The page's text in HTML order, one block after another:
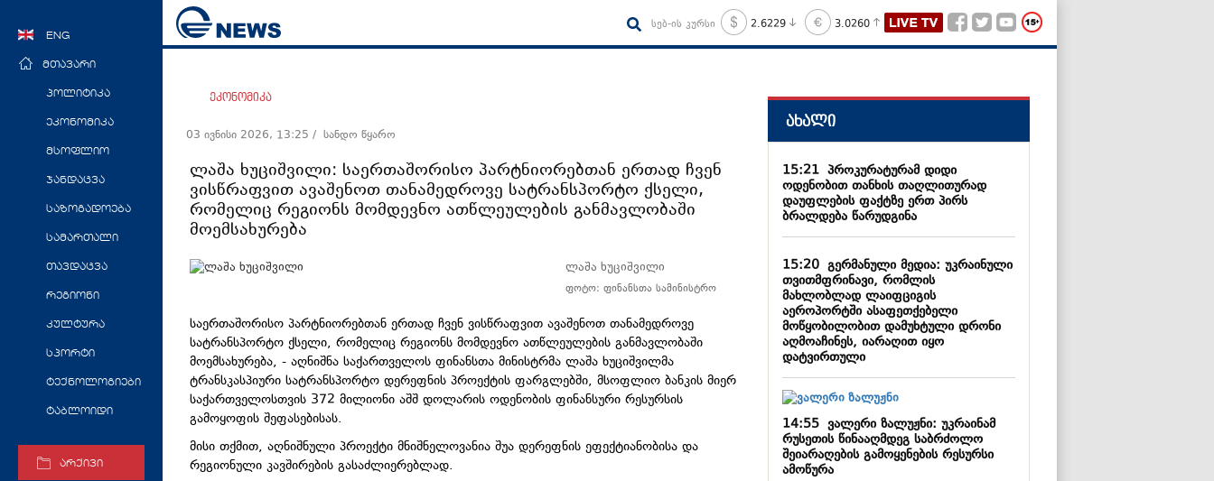
ENG
მთავარი
პოლიტიკა
ეკონომიკა
მსოფლიო
ჯანდაცვა
საზოგადოება
სამართალი
თავდაცვა
რეგიონი
კულტურა
სპორტი
ტექნოლოგიები
ტაბლოიდი
არქივი
სებ-ის კურსი 2.6229 3.0260
ეკონომიკა
03 ივნისი 2026, 13:25 / სანდო წყარო
ლაშა ხუციშვილი: საერთაშორისო პარტნიორებთან ერთად ჩვენ
ვისწრაფვით ავაშენოთ თანამედროვე სატრანსპორტო ქსელი,
რომელიც რეგიონს მომდევნო ათწლეულების განმავლობაში
მოემსახურება
ლაშა ხუციშვილი
ფოტო: ფინანსთა სამინისტრო
საერთაშორისო პარტნიორებთან ერთად ჩვენ ვისწრაფვით ავაშენოთ თანამედროვე
სატრანსპორტო ქსელი, რომელიც რეგიონს მომდევნო ათწლეულების განმავლობაში
მოემსახურება, - აღნიშნა საქართველოს ფინანსთა მინისტრმა ლაშა ხუციშვილმა
ტრანსკასპიური სატრანსპორტო დერეფნის პროექტის ფარგლებში, მსოფლიო ბანკის მიერ
საქართველოსთვის 372 მილიონი აშშ დოლარის ოდენობის ფინანსური რესურსის
გამოყოფის შეფასებისას.
მისი თქმით, აღნიშნული პროექტი მნიშნელოვანია შუა დერეფნის ეფექტიანობისა და
რეგიონული კავშირების გასაძლიერებლად.
ახალი
15:21პროკურატურამ დიდი
ოდენობით თანხის თაღლითურად
დაუფლების ფაქტზე ერთ პირს
ბრალდება წარუდგინა
15:20გერმანული მედია: უკრაინული
თვითმფრინავი, რომლის
მახლობლად ლაიფციგის
აეროპორტში ასაფეთქებელი
მოწყობილობით დამუხტული დრონი
აღმოაჩინეს, იარაღით იყო
დატვირთული
14:55ვალერი ზალუჟნი: უკრაინამ
რუსეთის წინააღმდეგ საბრძოლო
შეიარაღების გამოყენების რესურსი
ამოწურა